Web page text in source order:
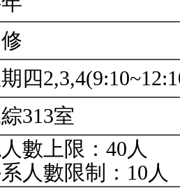
四
313室
數上限：40人
人數限制：10人